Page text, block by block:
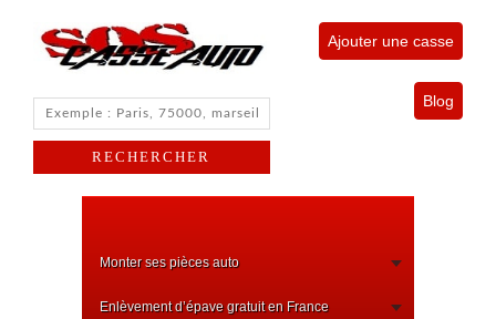
Ajouter une casse
Blog
Monter ses pièces auto
Enlèvement d’épave gratuit en France